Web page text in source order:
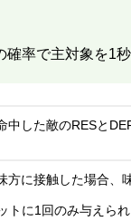
確率で主対象を1
中した敵のRESと
方に接触した場合、
トに1回のみ与えら